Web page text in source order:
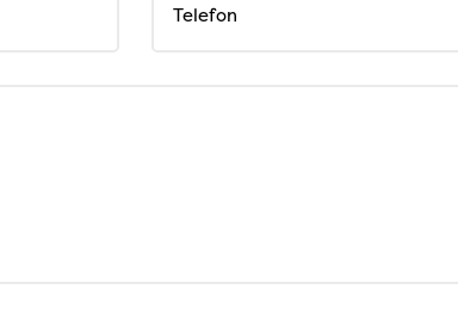
Telefon